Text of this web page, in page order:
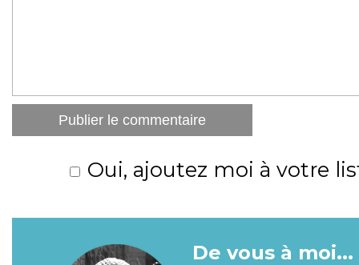
Oui, ajoutez moi à votre
De vous à moi...